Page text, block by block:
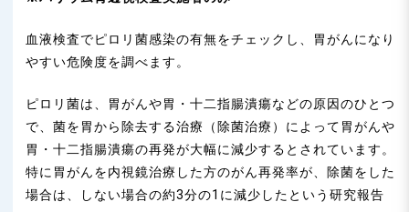
血液検査でピロリ菌感染の有無をチェックし、胃がんになり
やすい危険度を調べます。
ピロリ菌は、胃がんや胃・十二指腸潰瘍などの原因のひとつ
で、菌を胃から除去する治療（除菌治療）によって胃がんや
胃・十二指腸潰瘍の再発が大幅に減少するとされています。
特に胃がんを内視鏡治療した方のがん再発率が、除菌をした
場合は、しない場合の約3分の1に減少したという研究報告